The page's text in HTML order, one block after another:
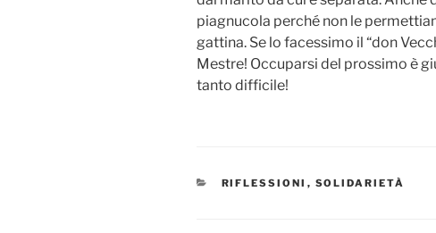
piagnucola perché non le
gattina. Se lo facessimo il “don
Mestre! Occuparsi del prossimo è
tanto difficile!
CATEGORIE
RIFLESSIONI , SOLIDARIETÀ